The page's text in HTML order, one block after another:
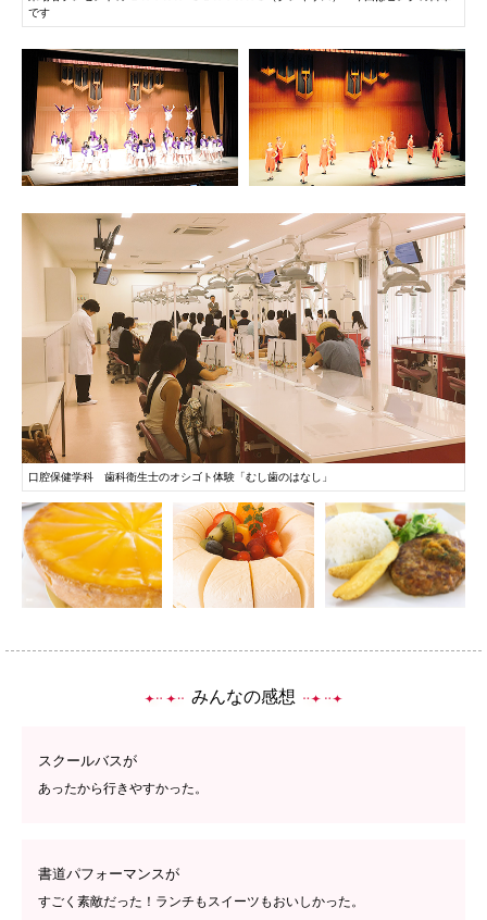
BCCS 梅花メール 入学前プログラム
です
口腔保健学科 歯科衛生士のオシゴト体験「むし歯のはなし」
PHOTO PHOTO
みんなの感想
スクールバスが
あったから行きやすかった。
書道パフォーマンスが
すごく素敵だった！ランチもスイーツもおいしかった。